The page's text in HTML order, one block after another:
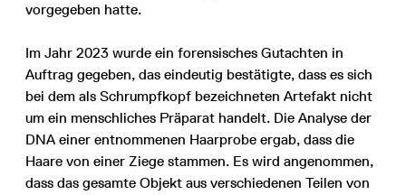
vorgegeben hatte.
Im Jahr 2023 wurde ein forensisches Gutachten in
Auftrag gegeben, das eindeutig bestätigte, dass es sich
bei dem als Schrumpfkopf bezeichneten Artefakt nicht
um ein menschliches Präparat handelt. Die Analyse der
DNA einer entnommenen Haarprobe ergab, dass die
Haare von einer Ziege stammen. Es wird angenommen,
dass das gesamte Objekt aus verschiedenen Teilen von